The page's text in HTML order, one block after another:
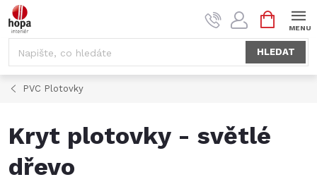
Přejít
na
HLEDAT
NÁKUPNÍ
KOŠÍK
PVC Plotovky
Kryt plotovky - světlé
dřevo